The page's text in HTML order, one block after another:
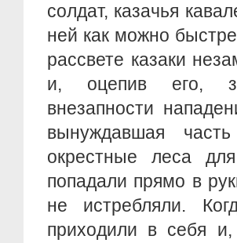
солдат, казачья
ней как можно
рассвете казаки
и, оцепив его,
внезапности
вынуждавшая
окрестные леса
попадали прямо в
не истребляли.
приходили в себя и,